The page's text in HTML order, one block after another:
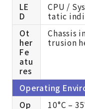
LE
D
CPU /
tatic
Ot
her
Fe
atu
res
Chassis
trusion
Operating
Op
10°C –